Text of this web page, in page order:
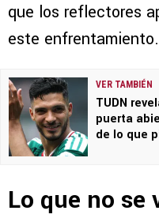
que los reflectores
este enfrentamiento.
VER TAMBIÉN
TUDN
puerta
de lo que
Lo que no se